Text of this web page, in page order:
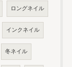
ロングネイル
インクネイル
冬ネイル